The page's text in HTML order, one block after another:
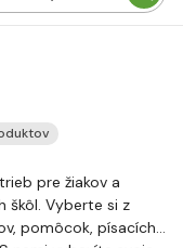
pre žiakov a
škôl. Vyberte si z
pomôcok, písacích